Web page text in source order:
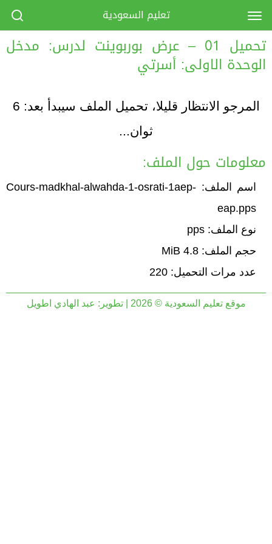
تحميل 01 – عرض بوربوينت لدرس: مدخل
الوحدة الاولى: أسرتي
المرجو الانتظار قليلا، تحميل الملف سيبدأ بعد: 6
ثوان...
معلومات حول الملف:
اسم الملف: Cours-madkhal-alwahda-1-osrati-1aep-
eap.pps
نوع الملف: pps
حجم الملف: 4.8 MiB
عدد مرات التحميل: 220
موقع تعليم السعودية © 2026 | تطوير: عبد الهادي اطويل
تعليم السعودية